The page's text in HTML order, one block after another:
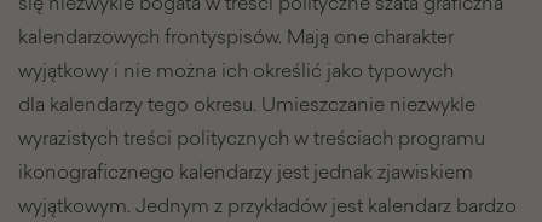
kalendarzowych frontyspisów. Mają one charakter
wyjątkowy i nie można ich określić jako typowych
dla kalendarzy tego okresu. Umieszczanie niezwykle
wyrazistych treści politycznych w treściach programu
ikonograficznego kalendarzy jest jednak zjawiskiem
wyjątkowym. Jednym z przykładów jest kalendarz bardzo